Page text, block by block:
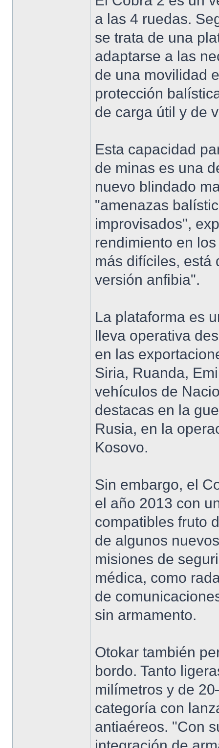
a las 4 ruedas.
se trata de una
adaptarse a las
de una movilidad
protección
de carga útil y de
Esta capacidad
de minas es una
nuevo blindado
"amenazas
improvisados",
rendimiento en
más difíciles, está
versión anfibia".
La plataforma es
lleva operativa
en las
Siria, Ruanda,
vehículos de
destacas en la
Rusia, en la
Kosovo.
Sin embargo, el
el año 2013 con
compatibles fruto
de algunos
misiones de
médica, como
de
sin armamento.
Otokar también
bordo. Tanto
milímetros y de
categoría con
antiaéreos. "Con